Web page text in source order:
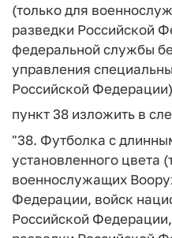
(только для
разведки Российской
федеральной службы
управления
Российской
пункт 38 изложить в
"38. Футболка с
установленного цвета
военнослужащих
Федерации, войск
Российской